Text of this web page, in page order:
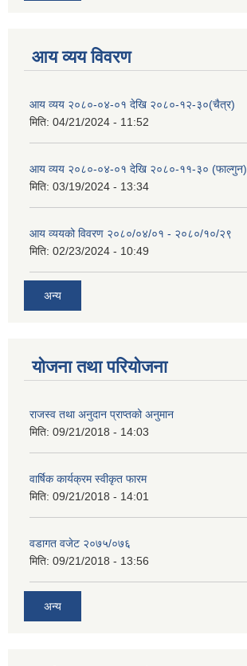
आय व्यय विवरण
आय व्यय २०८०-०४-०१ देखि २०८०-१२-३०(चैत्र)
मिति: 04/21/2024 - 11:52
आय व्यय २०८०-०४-०१ देखि २०८०-११-३० (फाल्गुन)
मिति: 03/19/2024 - 13:34
आय व्ययको विवरण २०८०/०४/०१ - २०८०/१०/२९
मिति: 02/23/2024 - 10:49
अन्य
योजना तथा परियोजना
राजस्व तथा अनुदान प्राप्तको अनुमान
मिति: 09/21/2018 - 14:03
वार्षिक कार्यक्रम स्वीकृत फारम
मिति: 09/21/2018 - 14:01
वडागत वजेट २०७५/०७६
मिति: 09/21/2018 - 13:56
अन्य